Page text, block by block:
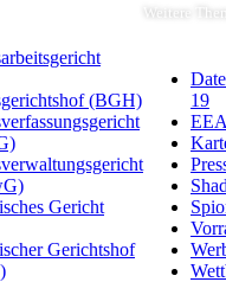
(BGH)
Gericht
Gerichtshof
Weitere
19